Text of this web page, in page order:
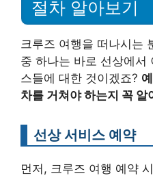
절차 알아보기
크루즈 여행을 떠나시는
중 하나는 바로 선상에서
스들에 대한 것이겠죠?
차를 거쳐야 하는지 꼭 알
선상 서비스 예약
먼저, 크루즈 여행 예약